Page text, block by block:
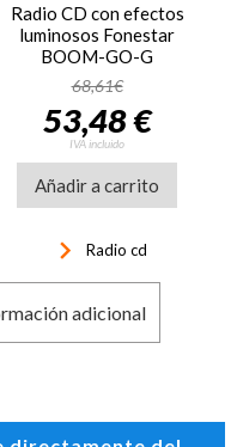
Radio CD con efectos
luminosos Fonestar
BOOM-GO-G
68,61€
53,48 €
IVA incluido
Añadir a carrito
keyboard_arrow_right Radio cd
adicional